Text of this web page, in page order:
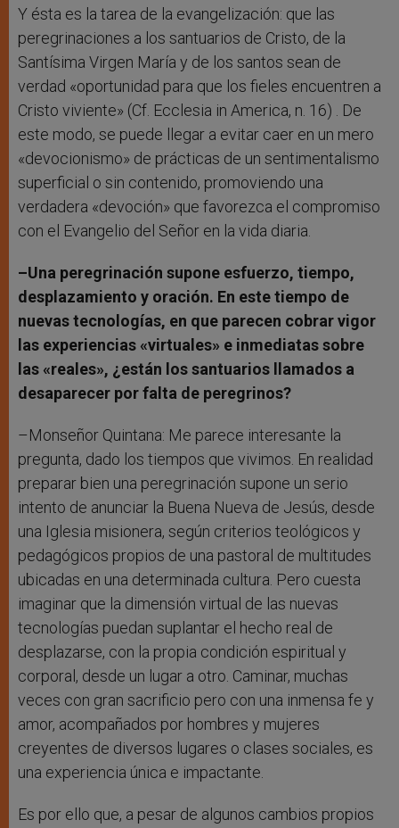
Y ésta es la tarea de la evangelización: que las
peregrinaciones a los santuarios de Cristo, de la
Santísima Virgen María y de los santos sean de
verdad «oportunidad para que los fieles encuentren a
Cristo viviente» (Cf. Ecclesia in America, n. 16) . De
este modo, se puede llegar a evitar caer en un mero
«devocionismo» de prácticas de un sentimentalismo
superficial o sin contenido, promoviendo una
verdadera «devoción» que favorezca el compromiso
con el Evangelio del Señor en la vida diaria.
–Una peregrinación supone esfuerzo, tiempo,
desplazamiento y oración. En este tiempo de
nuevas tecnologías, en que parecen cobrar vigor
las experiencias «virtuales» e inmediatas sobre
las «reales», ¿están los santuarios llamados a
desaparecer por falta de peregrinos?
–Monseñor Quintana: Me parece interesante la
pregunta, dado los tiempos que vivimos. En realidad
preparar bien una peregrinación supone un serio
intento de anunciar la Buena Nueva de Jesús, desde
una Iglesia misionera, según criterios teológicos y
pedagógicos propios de una pastoral de multitudes
ubicadas en una determinada cultura. Pero cuesta
imaginar que la dimensión virtual de las nuevas
tecnologías puedan suplantar el hecho real de
desplazarse, con la propia condición espiritual y
corporal, desde un lugar a otro. Caminar, muchas
veces con gran sacrificio pero con una inmensa fe y
amor, acompañados por hombres y mujeres
creyentes de diversos lugares o clases sociales, es
una experiencia única e impactante.
Es por ello que, a pesar de algunos cambios propios